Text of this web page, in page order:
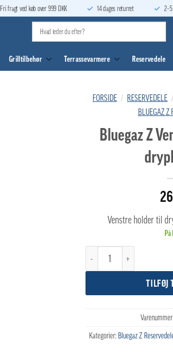
Fri fragt ved køb over 999 DKK 14 dages returret
Grilltilbehør Terrassevarmere Reservedele
FORSIDE / RESERVEDELE /
BLUEGAZ Z
Bluegaz Z
Venstre holder til
På
Bluegaz Z Venstre holder til
TILFØJ
Kategorier: Bluegaz Z